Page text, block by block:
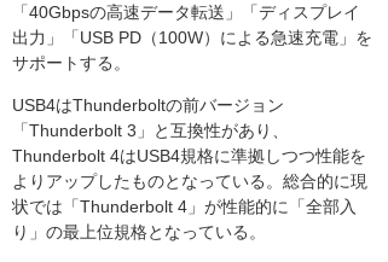
「40Gbpsの高速データ転送」「ディスプレイ
出力」「USB PD（100W）による急速充電」を
サポートする。
USB4はThunderboltの前バージョン
「Thunderbolt 3」と互換性があり、
Thunderbolt 4はUSB4規格に準拠しつつ性能を
よりアップしたものとなっている。総合的に現
状では「Thunderbolt 4」が性能的に「全部入
り」の最上位規格となっている。